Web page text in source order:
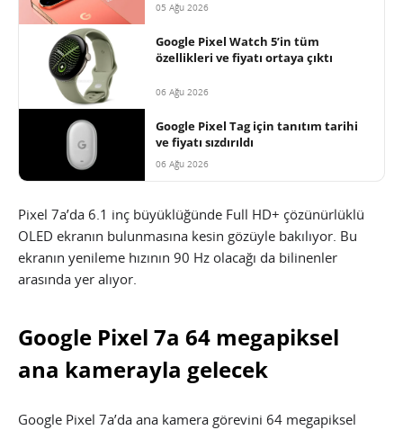
05 Ağu 2026
Google Pixel Watch 5’in tüm
özellikleri ve fiyatı ortaya çıktı
06 Ağu 2026
Google Pixel Tag için tanıtım tarihi
ve fiyatı sızdırıldı
06 Ağu 2026
Pixel 7a’da 6.1 inç büyüklüğünde Full HD+ çözünürlüklü
OLED ekranın bulunmasına kesin gözüyle bakılıyor. Bu
ekranın yenileme hızının 90 Hz olacağı da bilinenler
arasında yer alıyor.
Google Pixel 7a 64 megapiksel
ana kamerayla gelecek
Google Pixel 7a’da ana kamera görevini 64 megapiksel